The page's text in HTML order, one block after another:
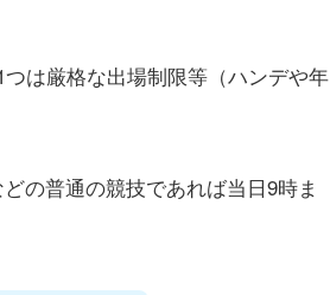
は厳格な出場制限等（ハンデや年
の普通の競技であれば当日9時ま